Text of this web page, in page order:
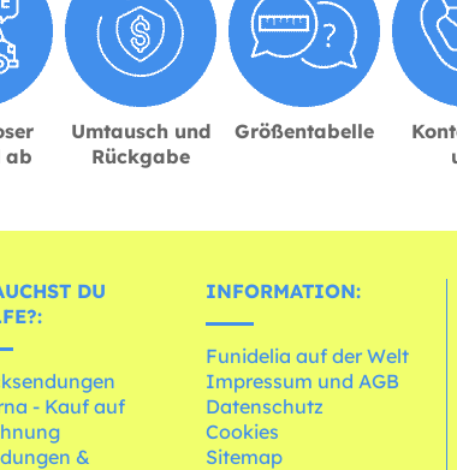
ab
Umtausch und
Rückgabe
Größentabelle
DU
- Kauf auf
&
INFORMATION:
Funidelia auf der Welt
Impressum und AGB
Datenschutz
Cookies
Sitemap